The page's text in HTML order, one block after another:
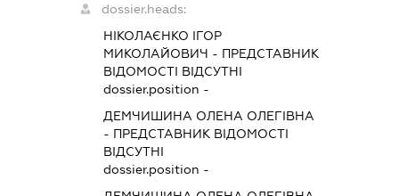
dossier.heads:
НІКОЛАЄНКО ІГОР
МИКОЛАЙОВИЧ - ПРЕДСТАВНИК
ВІДОМОСТІ ВІДСУТНІ
dossier.position -
ДЕМЧИШИНА ОЛЕНА ОЛЕГІВНА
- ПРЕДСТАВНИК ВІДОМОСТІ
ВІДСУТНІ
dossier.position -